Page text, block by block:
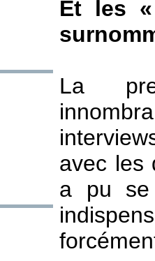
Et les
La
avec les
a pu se